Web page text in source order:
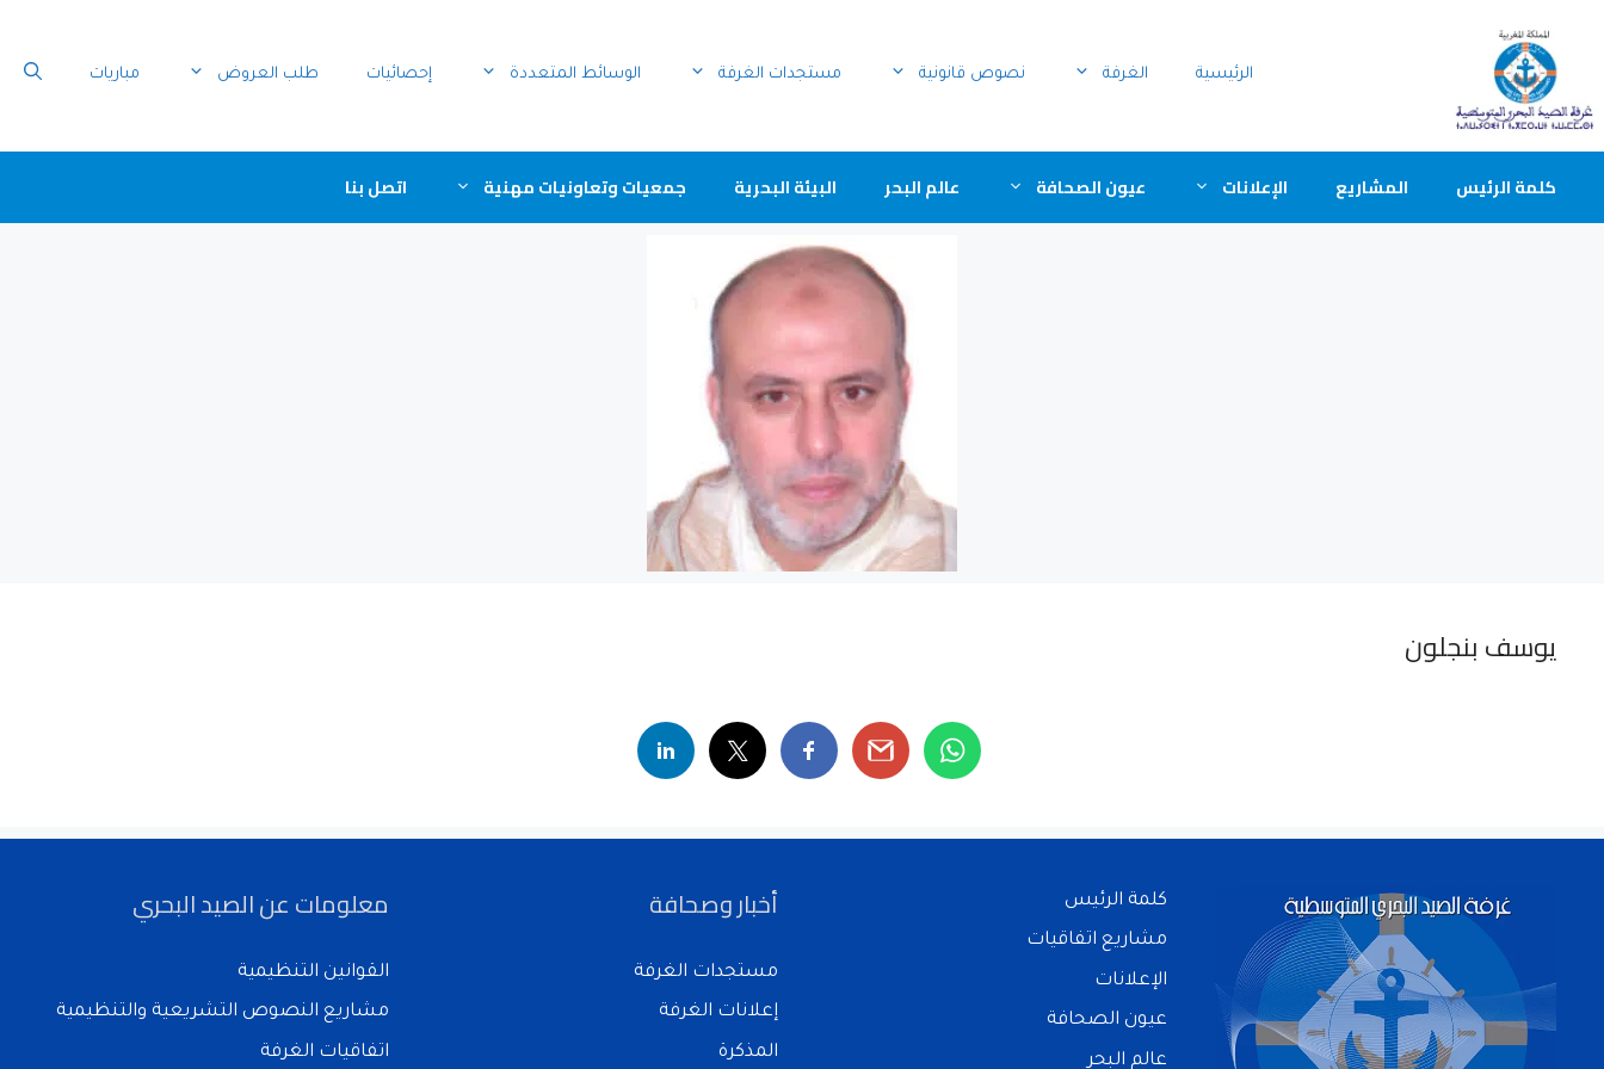
الرئيسية الغرفة نصوص قانونية مستجدات الغرفة الوسائط المتعددة إحصائيات طلب العروض مباريات
كلمة الرئيس المشاريع الإعلانات عيون الصحافة عالم البحر البيئة البحرية جمعيات وتعاونيات مهنية اتصل بنا
يوسف بنجلون
كلمة الرئيس
مشاريع اتفاقيات
الإعلانات
عيون الصحافة
عالم البحر
أخبار وصحافة
مستجدات الغرفة
إعلانات الغرفة
المذكرة
معلومات عن الصيد البحري
القوانين التنظيمية
مشاريع النصوص التشريعية والتنظيمية
اتفاقيات الغرفة